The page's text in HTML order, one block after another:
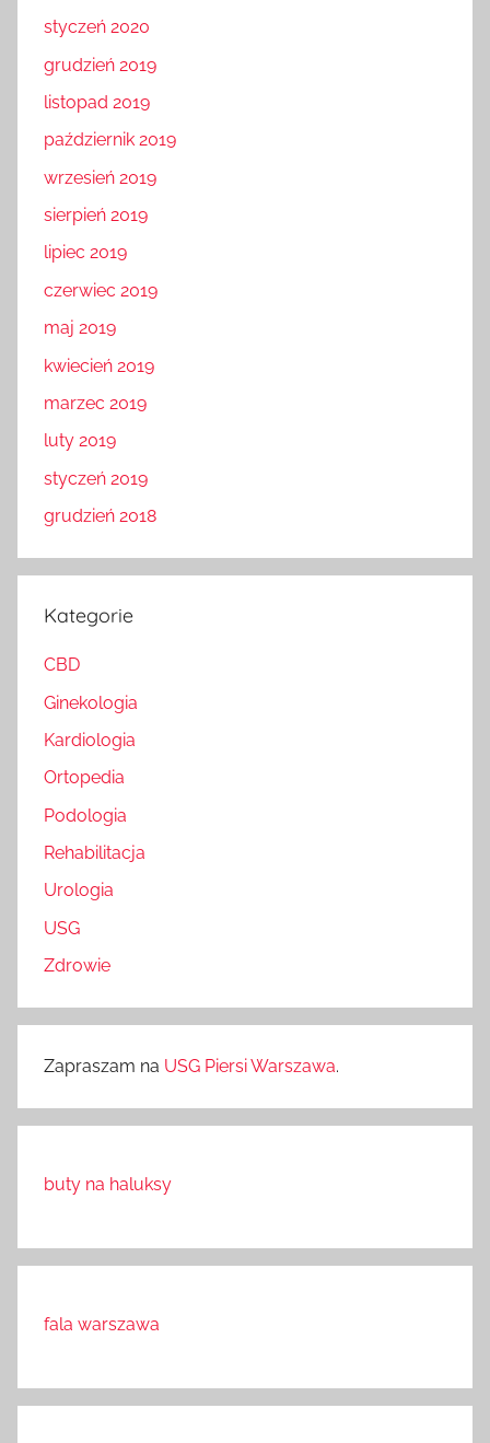
styczeń 2020
grudzień 2019
listopad 2019
październik 2019
wrzesień 2019
sierpień 2019
lipiec 2019
czerwiec 2019
maj 2019
kwiecień 2019
marzec 2019
luty 2019
styczeń 2019
grudzień 2018
Kategorie
CBD
Ginekologia
Kardiologia
Ortopedia
Podologia
Rehabilitacja
Urologia
USG
Zdrowie
Zapraszam na USG Piersi Warszawa.
buty na haluksy
fala warszawa